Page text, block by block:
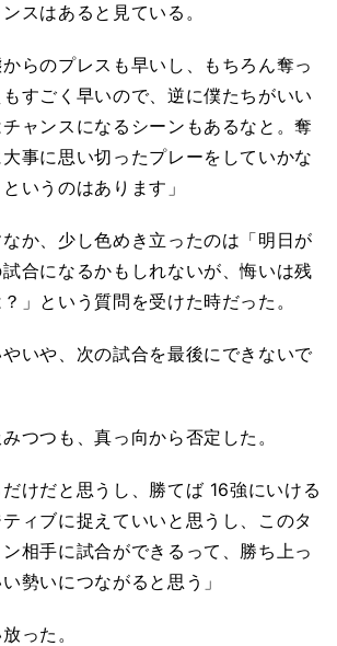
スはあると見ている。
からのプレスも早いし、もちろん奪っ
すごく早いので、逆に僕たちがいい
ャンスになるシーンもあるなと。奪
事に思い切ったプレーをしていかな
いうのはあります」
か、少し色めき立ったのは「明日が
試合になるかもしれないが、悔いは残
」という質問を受けた時だった。
やいや、次の試合を最後にできないで
つつも、真っ向から否定した。
だけだと思うし、勝てば 16強にいける
ィブに捉えていいと思うし、このタ
相手に試合ができるって、勝ち上っ
勢いにつながると思う」
った。